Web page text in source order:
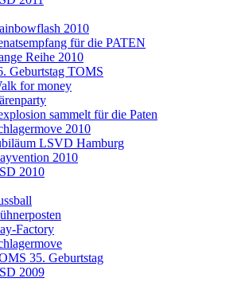
2010
für die PATEN
Reihe 2010
Geburtstag TOMS
for money
sammelt für die Paten
2010
LSVD Hamburg
2010
2010
Factory
35. Geburtstag
2009